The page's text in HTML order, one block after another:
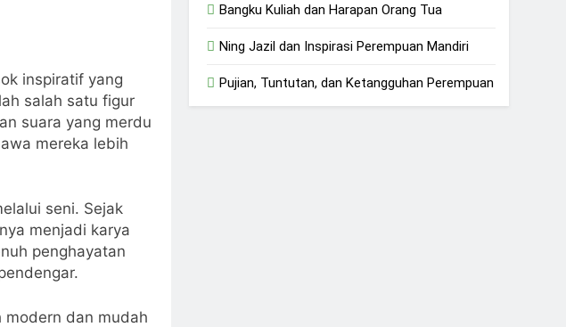
inspiratif yang
salah satu figur
suara yang merdu
mereka lebih
seni. Sejak
menjadi karya
penghayatan
modern dan mudah
Bangku Kuliah dan Harapan Orang Tua
Ning Jazil dan Inspirasi Perempuan Mandiri
Pujian, Tuntutan, dan Ketangguhan Perempuan